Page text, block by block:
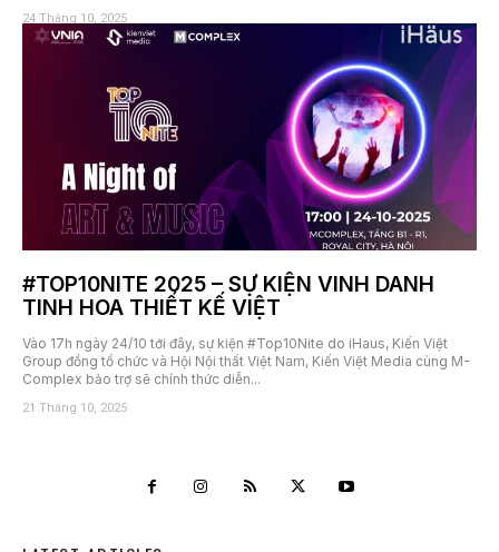
24 Tháng 10, 2025
#TOP10NITE 2025 – SỰ KIỆN VINH DANH
TINH HOA THIẾT KẾ VIỆT
Vào 17h ngày 24/10 tới đây, sự kiện #Top10Nite do iHaus, Kiến Việt
Group đồng tổ chức và Hội Nội thất Việt Nam, Kiến Việt Media cùng M-
Complex bảo trợ sẽ chính thức diễn...
21 Tháng 10, 2025